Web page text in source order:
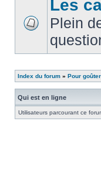
Les
Plein
Index du forum » Pour
Qui est en ligne
Utilisateurs parcourant ce